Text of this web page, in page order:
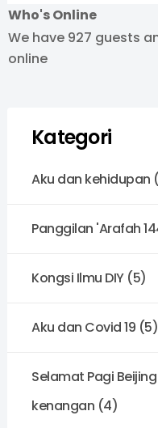
Who's Online
We have 927 guests
online
Kategori
Aku dan kehidupan
Panggilan 'Arafah
Kongsi Ilmu DIY (5)
Aku dan Covid 19 (5)
Selamat Pagi
kenangan (4)